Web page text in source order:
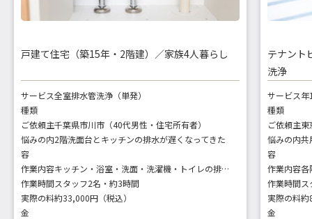
戸建て住宅（築15年・2階建）／家族4人暮らし
サービス
種類
全室排水管洗浄（単発）
ご依頼主千葉県市川市（40代男性・住宅所有者）
悩みの内
容
2階洗面台とキッチンの排水が遅くなってきた
作業内容
キッチン・浴室・洗面・洗濯機・トイレの排水口・トラップ洗浄
作業時間スタッフ2名・約3時間
実際の料
金
約33,000円（税込）
テナント
洗浄
サービス
種類
年
ご依頼主
悩みの内
容
作業内容
作業時間
実際の料
金
約